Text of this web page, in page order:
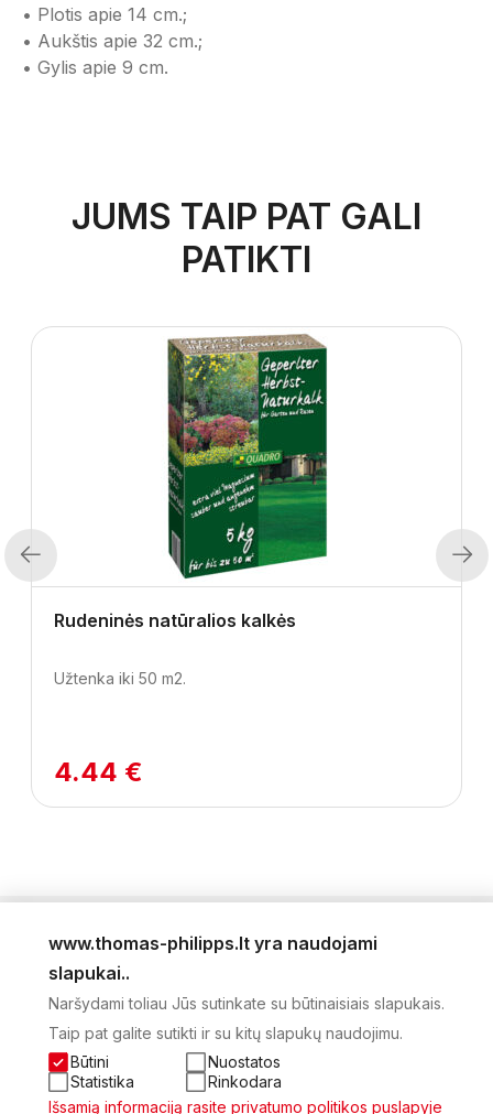
• Plotis apie 14 cm.;
• Aukštis apie 32 cm.;
• Gylis apie 9 cm.
JUMS TAIP PAT GALI
PATIKTI
Previous
Rudeninės natūralios kalkės
Užtenka iki 50 m2.
4.44 €
Next
NAUJIENLAIŠKIS
APIE MUS
KONTAKTAI
PRIVATUMO POLITIKA
SĄSKAITA
www.thomas-philipps.lt yra naudojami
slapukai..
Naršydami toliau Jūs sutinkate su būtinaisiais slapukais.
Taip pat galite sutikti ir su kitų slapukų naudojimu.
Būtini
Nuostatos
Statistika
Rinkodara
Išsamią informaciją rasite privatumo politikos puslapyje